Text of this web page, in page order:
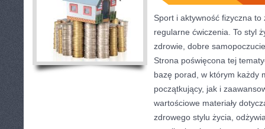
Sport i aktywność fizyczna
regularne ćwiczenia. To styl
zdrowie, dobre
Strona poświęcona tej
bazę porad, w którym każdy
początkujący, jak i
wartościowe materiały
zdrowego stylu życia,